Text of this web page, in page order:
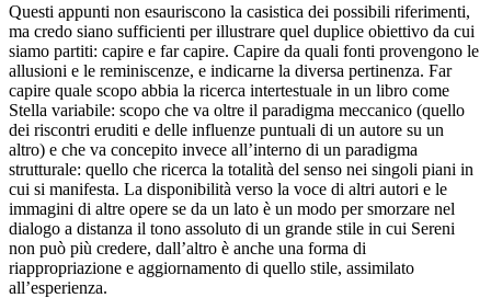
Questi appunti non esauriscono la casistica dei possibili riferimenti,
ma credo siano sufficienti per illustrare quel duplice obiettivo da cui
siamo partiti: capire e far capire. Capire da quali fonti provengono le
allusioni e le reminiscenze, e indicarne la diversa pertinenza. Far
capire quale scopo abbia la ricerca intertestuale in un libro come
Stella variabile: scopo che va oltre il paradigma meccanico (quello
dei riscontri eruditi e delle influenze puntuali di un autore su un
altro) e che va concepito invece all’interno di un paradigma
strutturale: quello che ricerca la totalità del senso nei singoli piani in
cui si manifesta. La disponibilità verso la voce di altri autori e le
immagini di altre opere se da un lato è un modo per smorzare nel
dialogo a distanza il tono assoluto di un grande stile in cui Sereni
non può più credere, dall’altro è anche una forma di
riappropriazione e aggiornamento di quello stile, assimilato
all’esperienza.